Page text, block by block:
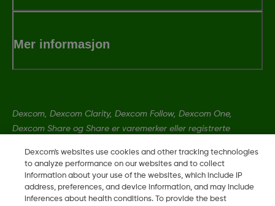
Mer informasjon
Dexcom, Dexcom Clarity, Dexcom Follow, Dexcom One,
Dexcom Share og Share er varemerker eller registrerte
LBL-1000455 Rev001
Dexcom's websites use cookies and other tracking technologies
to analyze performance on our websites and to collect
information about your use of the websites, which include IP
address, preferences, and device information, and may include
inferences about health conditions. To provide the best